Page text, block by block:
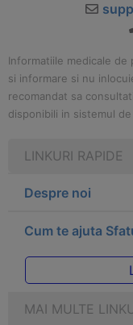
Informatiile medicale
si informare si nu
recomandat sa
disponibili in sistemul
LINKURI RAPIDE
Despre noi
Cum te ajuta
MAI MULTE